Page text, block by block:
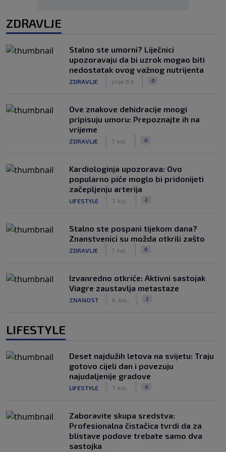
ZDRAVLJE
Stalno ste umorni? Liječnici
upozoravaju da bi uzrok mogao biti
nedostatak ovog važnog nutrijenta
ZDRAVLJE prije 6 h 0
Ove znakove dehidracije mnogi
pripisuju umoru: Prepoznajte ih na
vrijeme
ZDRAVLJE 7. kol. 0
Kardiologinja upozorava: Ovo
popularno piće moglo bi pridonijeti
začepljenju arterija
LIFESTYLE 7. kol. 2
Stalno ste pospani tijekom dana?
Znanstvenici su možda otkrili zašto
ZDRAVLJE 7. kol. 0
Izvanredno otkriće: Aktivni sastojak
Viagre zaustavlja metastaze
ZNANOST 6. kol. 2
LIFESTYLE
Deset najdužih letova na svijetu: Traju
gotovo cijeli dan i povezuju
najudaljenije gradove
LIFESTYLE 7. kol. 0
Zaboravite skupa sredstva:
Profesionalna čistačica tvrdi da za
blistave podove trebate samo dva
sastojka